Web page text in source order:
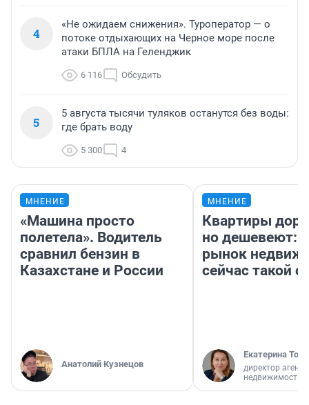
4
«Не ожидаем снижения». Туроператор — о
потоке отдыхающих на Черное море после
атаки БПЛА на Геленджик
6 116 Обсудить
5
5 августа тысячи туляков останутся без воды:
где брать воду
5 300 4
МНЕНИЕ
«Машина просто
полетела». Водитель
сравнил бензин в
Казахстане и России
Анатолий Кузнецов
МНЕНИЕ
Квартиры
но дешевеют:
рынок
сейчас такой
Екатерина
директор
недвижимости